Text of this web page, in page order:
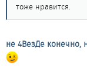
тоже нравится.
не 4ВезДе конечно,